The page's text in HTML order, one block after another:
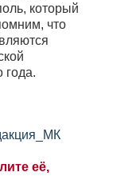
который
что
года.
её,